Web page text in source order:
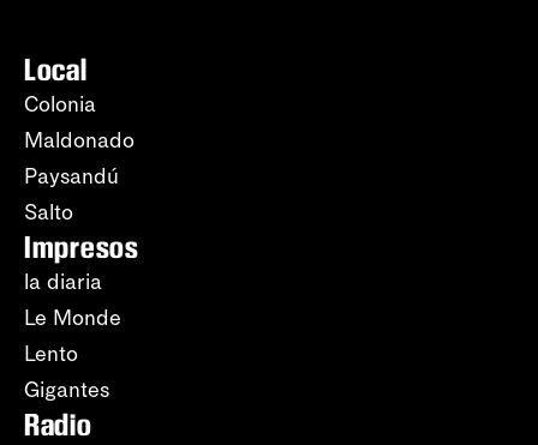
Local
Colonia
Maldonado
Paysandú
Salto
Impresos
la diaria
Le Monde
Lento
Gigantes
Radio